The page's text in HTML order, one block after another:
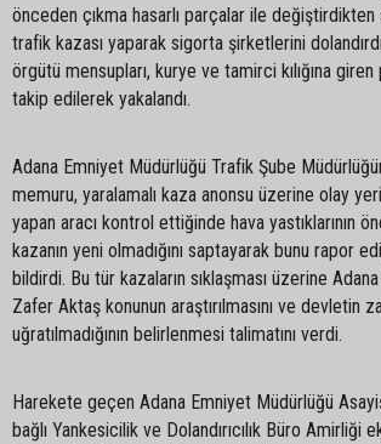
önceden çıkma hasarlı parçalar ile
trafik kazası yaparak sigorta şirketlerini
örgütü mensupları, kurye ve tamirci kılığına giren
takip edilerek yakalandı.
Adana Emniyet Müdürlüğü Trafik Şube
memuru, yaralamalı kaza anonsu üzerine olay
yapan aracı kontrol ettiğinde hava yastıklarının
kazanın yeni olmadığını saptayarak bunu rapor
bildirdi. Bu tür kazaların sıklaşması üzerine
Zafer Aktaş konunun araştırılmasını ve devletin
uğratılmadığının belirlenmesi talimatını verdi.
Harekete geçen Adana Emniyet Müdürlüğü
bağlı Yankesicilik ve Dolandırıcılık Büro Amirliği